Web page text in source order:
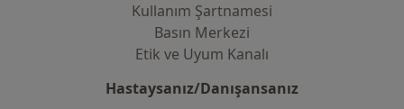
Kullanım Şartnamesi
Basın Merkezi
Etik ve Uyum Kanalı
Hastaysanız/Danışansanız